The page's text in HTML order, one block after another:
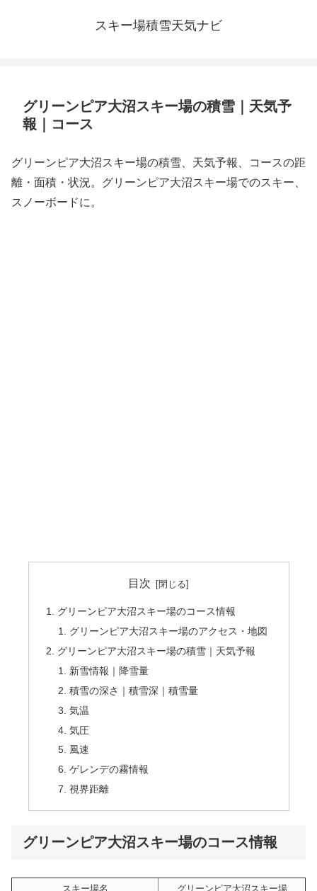
スキー場積雪天気ナビ
グリーンピア大沼スキー場の積雪｜天気予
報｜コース
グリーンピア大沼スキー場の積雪、天気予報、コースの距
離・面積・状況。グリーンピア大沼スキー場でのスキー、
スノーボードに。
目次
グリーンピア大沼スキー場のコース情報
グリーンピア大沼スキー場のアクセス・地図
グリーンピア大沼スキー場の積雪｜天気予報
新雪情報｜降雪量
積雪の深さ｜積雪深｜積雪量
気温
気圧
風速
ゲレンデの霧情報
視界距離
グリーンピア大沼スキー場のコース情報
スキー場名
グリーンピア大沼スキー場